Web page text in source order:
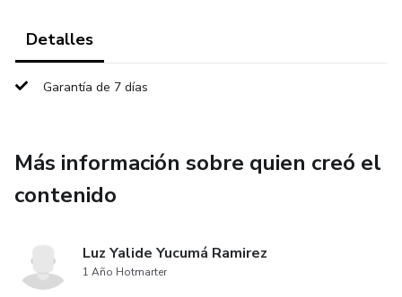
Detalles
Garantía de 7 días
Más información sobre quien creó el
contenido
Luz Yalide Yucumá Ramirez
1 Año Hotmarter